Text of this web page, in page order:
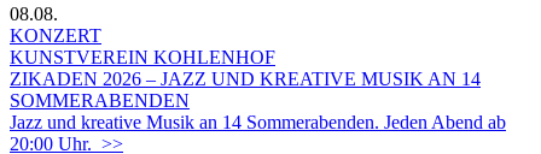
08.08.
KONZERT
KUNSTVEREIN KOHLENHOF
ZIKADEN 2026 – JAZZ UND KREATIVE MUSIK AN 14
SOMMERABENDEN
Jazz und kreative Musik an 14 Sommerabenden. Jeden Abend ab
20:00 Uhr. >>